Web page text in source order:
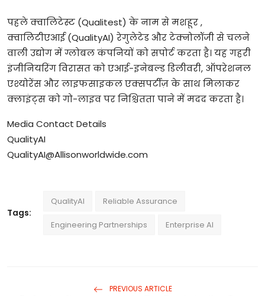
पहले क्वालिटेस्ट (Qualitest) के नाम से मशहूर ,
क्वालिटीएआई (QualityAI) रेगुलेटेड और टेक्नोलॉजी से चलने
वाली उद्योग में ग्लोबल कंपनियों को सपोर्ट करता है। यह गहरी
इंजीनियरिंग विरासत को एआई-इनेबल्ड डिलीवरी, ऑपरेशनल
एश्योरेंस और लाइफसाइकल एक्सपर्टीज़ के साथ मिलाकर
क्लाइंट्स को गो-लाइव पर निश्चितता पाने में मदद करता है।
Media Contact Details
QualityAI
QualityAI@Allisonworldwide.com
Tags:
QualityAI Reliable Assurance
Engineering Partnerships Enterprise AI
PREVIOUS ARTICLE